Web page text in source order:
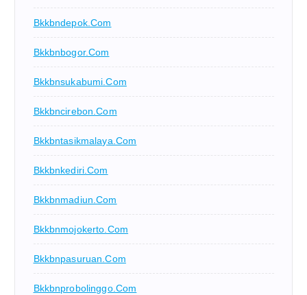
Bkkbndepok.com
Bkkbnbogor.com
Bkkbnsukabumi.com
Bkkbncirebon.com
Bkkbntasikmalaya.com
Bkkbnkediri.com
Bkkbnmadiun.com
Bkkbnmojokerto.com
Bkkbnpasuruan.com
Bkkbnprobolinggo.com